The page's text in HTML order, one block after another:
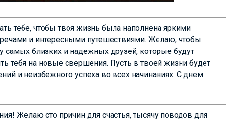
тебе, чтобы твоя жизнь была наполнена яркими
и интересными путешествиями. Желаю, чтобы
самых близких и надежных друзей, которые будут
тебя на новые свершения. Пусть в твоей жизни будет
и неизбежного успеха во всех начинаниях. С днем
Желаю сто причин для счастья, тысячу поводов для